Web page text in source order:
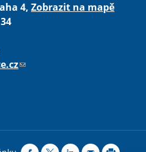
4, Zobrazit na mapě
(